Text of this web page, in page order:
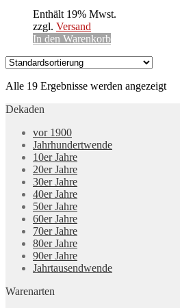
Enthält 19% Mwst.
zzgl. Versand
In den Warenkorb
Alle 19 Ergebnisse werden angezeigt
Dekaden
vor 1900
Jahrhundertwende
10er Jahre
20er Jahre
30er Jahre
40er Jahre
50er Jahre
60er Jahre
70er Jahre
80er Jahre
90er Jahre
Jahrtausendwende
Warenarten